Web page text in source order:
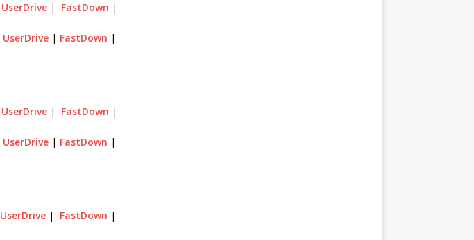
UserDrive | FastDown |
UserDrive | FastDown |
UserDrive | FastDown |
UserDrive | FastDown |
UserDrive | FastDown |